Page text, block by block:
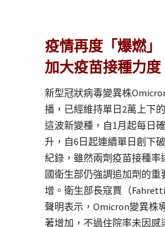
疫情再度「爆燃
加大疫苗接種力度
新型冠狀病毒變異株
播，已經維持單日2萬上下
這波新變種，自1月起每日
升，自6日起連續單日創下
紀錄，雖然兩劑疫苗接種率
國衛生部仍強調追加劑的重
增。衛生部長寇賈（
聲明表示，Omicron變異株
著增加，不過住院率未因感